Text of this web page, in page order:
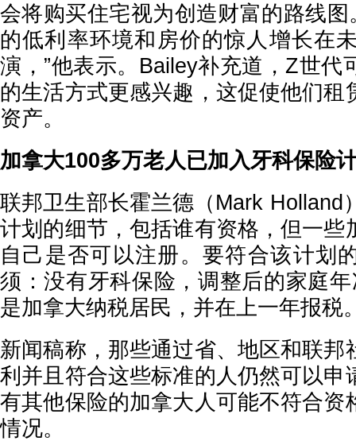
会将购买住宅视为创造财富的路线图
的低利率环境和房价的惊人增长在
演，”他表示。Bailey补充道，Z世代
的生活方式更感兴趣，这促使他们租
资产。
加拿大100多万老人已加入牙科保险
联邦卫生部长霍兰德（Mark Holland
计划的细节，包括谁有资格，但一些
自己是否可以注册。要符合该计划
须：没有牙科保险，调整后的家庭
是加拿大纳税居民，并在上一年报税
新闻稿称，那些通过省、地区和联邦
利并且符合这些标准的人仍然可以申
有其他保险的加拿大人可能不符合资
情况。